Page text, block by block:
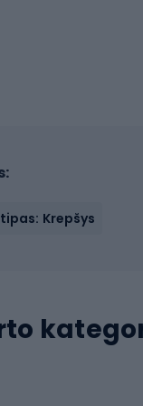
Krepšys